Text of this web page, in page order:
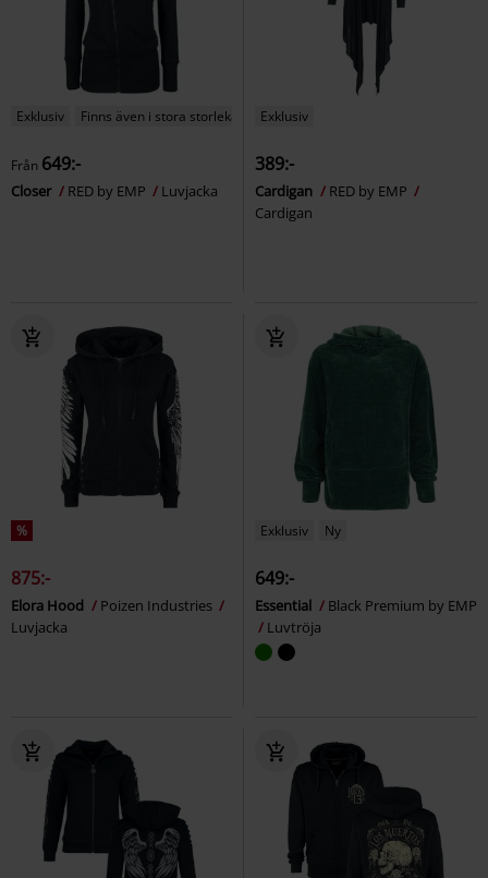
Exklusiv Finns även i stora storlekar
Från 649:-
Closer RED by EMP Luvjacka
Exklusiv
389:-
Cardigan
RED by EMP
Cardigan
%
875:-
Elora Hood
Poizen Industries
Luvjacka
Exklusiv Ny
649:-
Essential
Black Premium by EMP
Luvtröja